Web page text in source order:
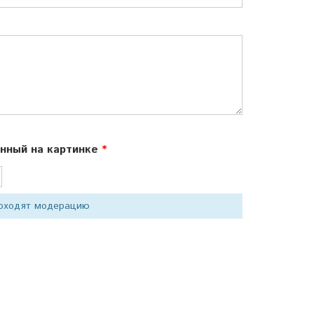
на картинке
модерацию